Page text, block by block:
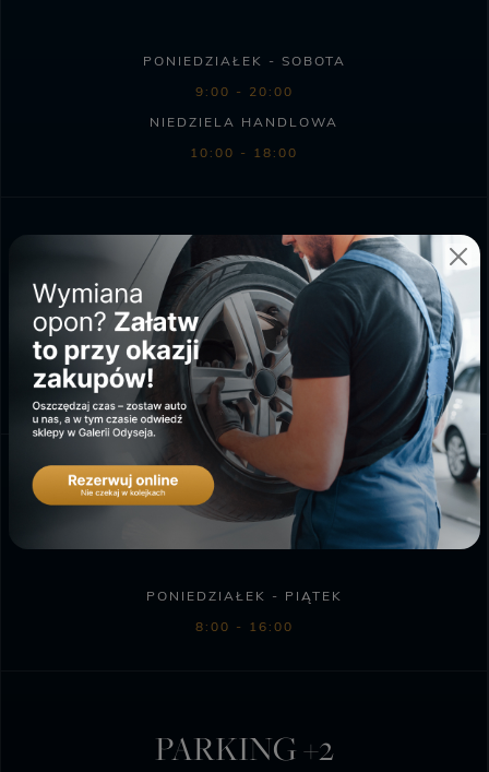
PONIEDZIAŁEK - SOBOTA
9:00 - 20:00
NIEDZIELA HANDLOWA
10:00 - 18:00
SKLEP BIEDRONKA
PONIEDZIAŁEK - SOBOTA
6:00 - 23:00
DWORZEC
AUTOBUSOWY
PONIEDZIAŁEK - PIĄTEK
8:00 - 16:00
PARKING +2